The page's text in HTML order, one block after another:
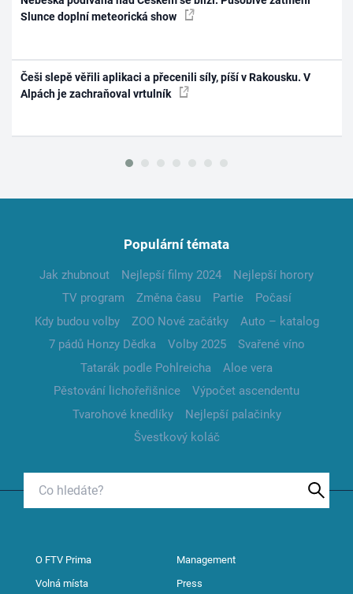
Slunce doplní meteorická show
Češi slepě věřili aplikaci a přecenili síly, píší v Rakousku. V
Alpách je zachraňoval vrtulník
Populární témata
Jak zhubnout Nejlepší filmy 2024
Nejlepší horory
TV program
Změna času Partie
Počasí
Kdy budou volby
ZOO Nové začátky
Auto – katalog
7 pádů Honzy Dědka
Volby 2025
Svařené víno
Tatarák podle Pohlreicha
Aloe vera
Pěstování lichořeřišnice
Výpočet ascendentu
Tvarohové knedlíky
Nejlepší palačinky
Švestkový koláč
O FTV Prima Management
Volná místa Press